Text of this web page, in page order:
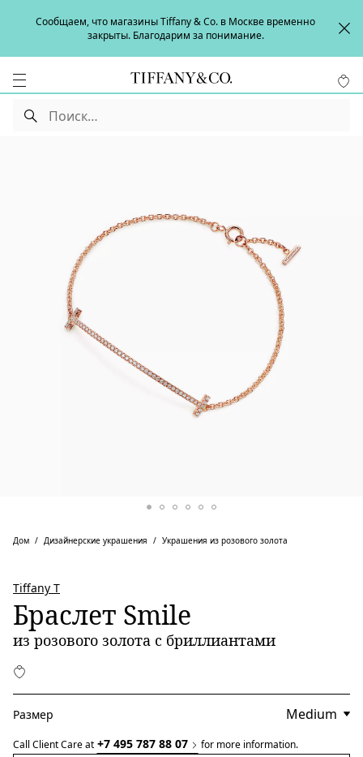
Сообщаем, что магазины Tiffany & Co. в Москве временно
закрыты. Благодарим за понимание.
Дом Дизайнерские украшения Украшения из розового золота
Tiffany T
Браслет Smile
из розового золота с бриллиантами
Размер
Call Client Care at +7 495 787 88 07 for more information.